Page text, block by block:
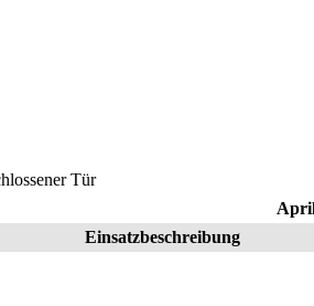
Tür
Einsatzbeschreibung